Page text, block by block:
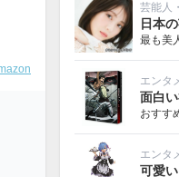
芸能人
日本
最も美
エンタ
面白
おすす
エンタ
可愛